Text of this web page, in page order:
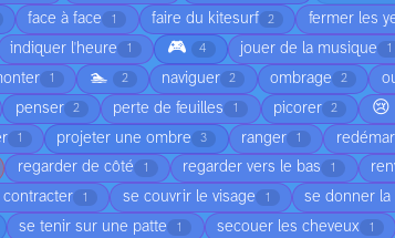
face à face 1 faire du kitesurf 2 fermer les
indiquer l'heure 1 🎮 4 jouer de la musique 1
1 🏊 2 naviguer 2 ombrage 2
penser 2 perte de feuilles 1 picorer 2 😢
1 projeter une ombre 3 ranger 1
regarder de côté 1 regarder vers le bas 1
contracter 1 se couvrir le visage 1 se donner la
se tenir sur une patte 1 secouer les cheveux 1